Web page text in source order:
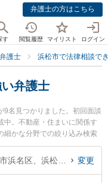
弁護士の方はこちら
す 閲覧履歴 マイリスト ログイン
護士 浜松市で法律相談で
弁護士
9名見つかりました。初回面談
中。不動産・住まいに関係す
細かな分野での絞り込み検索
所の小林 弘明弁護士や弁護士
法律事務所 浜松オフィスの津
変更